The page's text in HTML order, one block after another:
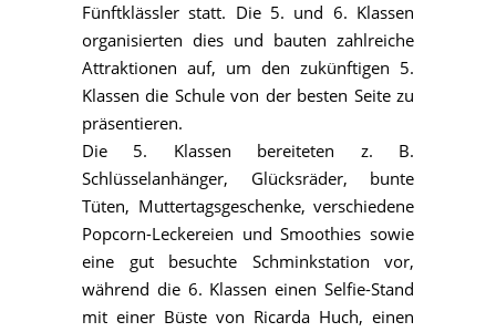
Fünftklässler statt. Die 5. und 6. Klassen
organisierten dies und bauten zahlreiche
Attraktionen auf, um den zukünftigen 5.
Klassen die Schule von der besten Seite zu
präsentieren.
Die 5. Klassen bereiteten z. B.
Schlüsselanhänger, Glücksräder, bunte
Tüten, Muttertagsgeschenke, verschiedene
Popcorn-Leckereien und Smoothies sowie
eine gut besuchte Schminkstation vor,
während die 6. Klassen einen Selfie-Stand
mit einer Büste von Ricarda Huch, einen